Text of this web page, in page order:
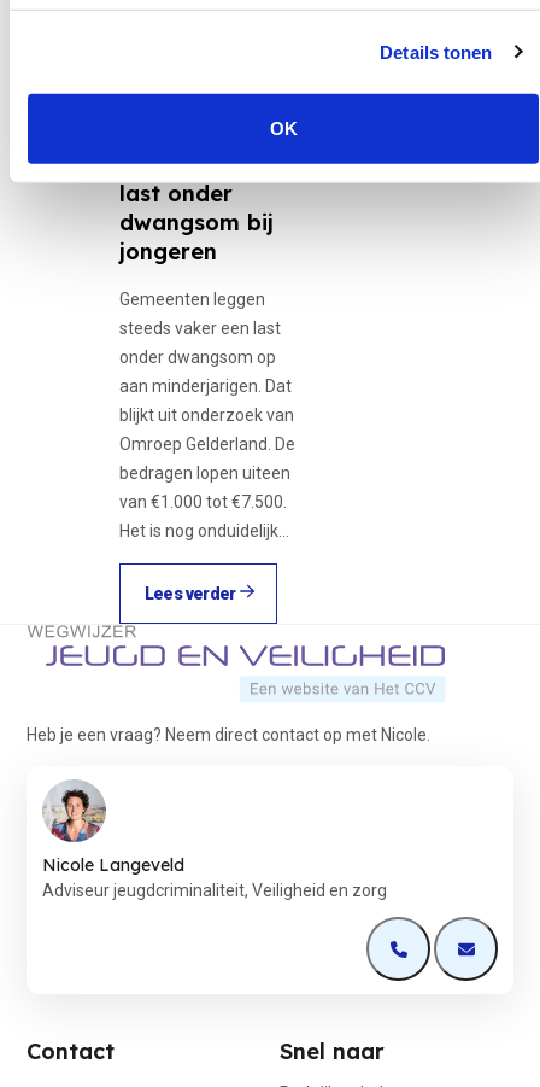
Details tonen
OK
gebruiken vaker
last onder
dwangsom bij
jongeren
Gemeenten leggen
steeds vaker een last
onder dwangsom op
aan minderjarigen. Dat
blijkt uit onderzoek van
Omroep Gelderland. De
bedragen lopen uiteen
van €1.000 tot €7.500.
Het is nog onduidelijk…
Adolescente...
Lees verder
Terug naar de startpagina
Heb je een vraag? Neem direct contact op met Nicole.
Nicole Langeveld
Adviseur jeugdcriminaliteit, Veiligheid en zorg
Open deOpen de
Contact Snel naar